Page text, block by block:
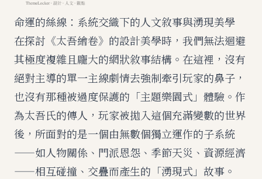
命運的絲線：系統交織下的人文敘事與湧現美學
在探討《太吾繪卷》的設計美學時，我們無法迴避
其極度複雜且龐大的網狀敘事結構。在這裡，沒有
絕對主導的單一主線劇情去強制牽引玩家的鼻子，
也沒有那種被過度保護的「主題樂園式」體驗。作
為太吾氏的傳人，玩家被拋入這個充滿變數的世界
後，所面對的是一個由無數個獨立運作的子系統
——如人物關係、門派恩怨、季節天災、資源經濟
——相互碰撞、交疊而產生的「湧現式」故事。